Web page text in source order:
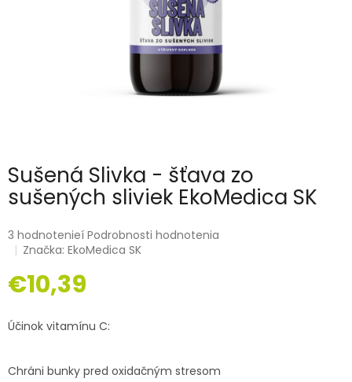
Sušená Slivka - šťava zo
sušených sliviek EkoMedica SK
3 hodnotenieí Podrobnosti hodnotenia
Značka:EkoMedica SK
€10,39
cena:
Účinok vitamínu C:
Chráni bunky pred oxidačným stresom